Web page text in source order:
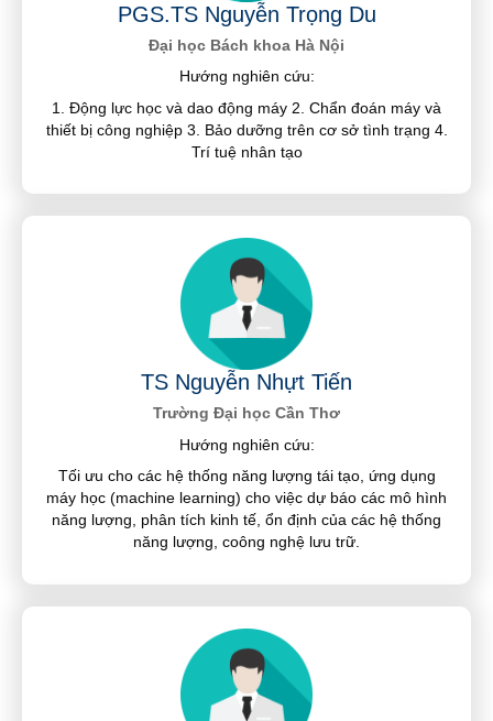
PGS.TS Nguyễn Trọng Du
Đại học Bách khoa Hà Nội
Hướng nghiên cứu:
1. Động lực học và dao động máy 2. Chẩn đoán máy và
thiết bị công nghiệp 3. Bảo dưỡng trên cơ sở tình trạng 4.
Trí tuệ nhân tạo
TS Nguyễn Nhựt Tiến
Trường Đại học Cần Thơ
Hướng nghiên cứu:
Tối ưu cho các hệ thống năng lượng tái tạo, ứng dụng
máy học (machine learning) cho việc dự báo các mô hình
năng lượng, phân tích kinh tế, ổn định của các hệ thống
năng lượng, coông nghệ lưu trữ.